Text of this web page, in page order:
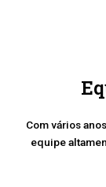
Com vários
equipe